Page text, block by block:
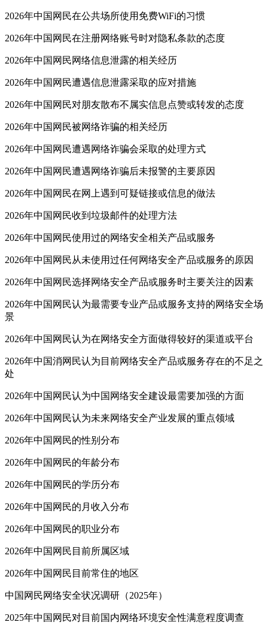
2026年中国网民在公共场所使用免费WiFi的习惯
2026年中国网民在注册网络账号时对隐私条款的态度
2026年中国网民网络信息泄露的相关经历
2026年中国网民遭遇信息泄露采取的应对措施
2026年中国网民对朋友散布不属实信息点赞或转发的态度
2026年中国网民被网络诈骗的相关经历
2026年中国网民遭遇网络诈骗会采取的处理方式
2026年中国网民遭遇网络诈骗后未报警的主要原因
2026年中国网民在网上遇到可疑链接或信息的做法
2026年中国网民收到垃圾邮件的处理方法
2026年中国网民使用过的网络安全相关产品或服务
2026年中国网民从未使用过任何网络安全产品或服务的原因
2026年中国网民选择网络安全产品或服务时主要关注的因素
2026年中国网民认为最需要专业产品或服务支持的网络安全场
景
2026年中国网民认为在网络安全方面做得较好的渠道或平台
2026年中国消网民认为目前网络安全产品或服务存在的不足之
处
2026年中国网民认为中国网络安全建设最需要加强的方面
2026年中国网民认为未来网络安全产业发展的重点领域
2026年中国网民的性别分布
2026年中国网民的年龄分布
2026年中国网民的学历分布
2026年中国网民的月收入分布
2026年中国网民的职业分布
2026年中国网民目前所属区域
2026年中国网民目前常住的地区
中国网民网络安全状况调研（2025年）
2025年中国网民对目前国内网络环境安全性满意程度调查